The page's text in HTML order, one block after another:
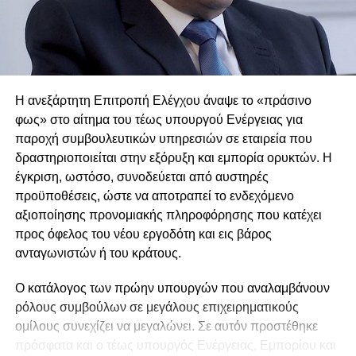
Έγκριση συμπληρωματικού προϋπολογισμού ΑΗΚ
και συνέχιση συζήτησης
Η συζήτηση συνεχίστηκε και σε ξεχωριστό θέμα της
ημερήσιας διάταξης, που αφορούσε συμπληρωματικό
προϋπολογισμό της ΑΗΚ για την πληρωμή υπερωριών
εργαζομένων που συμμετείχαν στην αντιμετώπιση των
πυρκαγιών στη Λεμεσό. Ο συμπληρωματικός
προϋπολογισμός εγκρίθηκε ομόφωνα.
Ο βουλευτής του ΔΗΚΟ Χρύσης Παντελίδης υποστήριξε
ότι η παρούσα διακυβέρνηση διαχειρίζεται με επιτυχία «τις
δύο μεγάλες ενεργειακές βόμβες» που παρέλαβε,
της το πλοίο «Προμηθέας» και ότι προχώρησε στο
άνοιγμα της αγοράς ηλεκτρικής ενέργειας. Αναφερόμενος
στο παρελθόν και στις εξελίξεις επί διακυβέρνησης
Τάσσου Παπαδόπουλου, είπε ότι στους πρώτους μήνες
αναπτυξιακό μοντέλο.
«Πάνω από όλα η Κύπρος», καταλήγει ο Πρόεδρος της
Δημοκρατίας.
Η ανεξάρτητη Επιτροπή Ελέγχου άναψε το «πράσινο
φως» στο αίτημα του τέως υπουργού Ενέργειας για
παροχή συμβουλευτικών υπηρεσιών σε εταιρεία που
δραστηριοποιείται στην εξόρυξη και εμπορία ορυκτών. Η
έγκριση, ωστόσο, συνοδεύεται από αυστηρές
προϋποθέσεις, ώστε να αποτραπεί το ενδεχόμενο
αξιοποίησης προνομιακής πληροφόρησης που κατέχει
προς όφελος του νέου εργοδότη και εις βάρος
ανταγωνιστών ή του κράτους.
Ο κατάλογος των πρώην υπουργών που αναλαμβάνουν
ρόλους συμβούλων σε μεγάλους επιχειρηματικούς
ομίλους συνεχίζει να μεγαλώνει. Σε αυτόν προστέθηκε
πρόσφατα και ο τέως υπουργός Ενέργειας, Εμπορίου και